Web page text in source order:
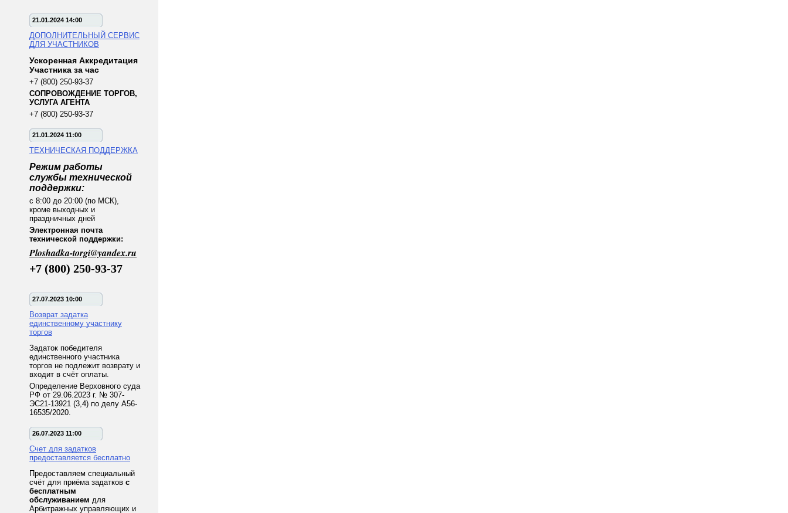
21.01.2024 14:00
ДОПОЛНИТЕЛЬНЫЙ СЕРВИС
ДЛЯ УЧАСТНИКОВ
Ускоренная Аккредитация
Участника за час
+7 (800) 250-93-37
СОПРОВОЖДЕНИЕ ТОРГОВ,
УСЛУГА АГЕНТА
+7 (800) 250-93-37
21.01.2024 11:00
ТЕХНИЧЕСКАЯ ПОДДЕРЖКА
Режим работы
службы технической
поддержки:
с 8:00 до 20:00 (по МСК),
кроме выходных и
праздничных дней
Электронная почта
технической поддержки:
Ploshadka-torgi@yandex.ru
+7 (800) 250-93-37
27.07.2023 10:00
Возврат задатка
единственному участнику
торгов
Задаток победителя
единственного участника
торгов не подлежит возврату и
входит в счёт оплаты.
Определение Верховного суда
РФ от 29.06.2023 г. № 307-
ЭС21-13921 (3,4) по делу А56-
16535/2020.
26.07.2023 11:00
Счет для задатков
предоставляется бесплатно
Предоставляем специальный
счёт для приёма задатков с
бесплатным
обслуживанием для
Арбитражных управляющих и